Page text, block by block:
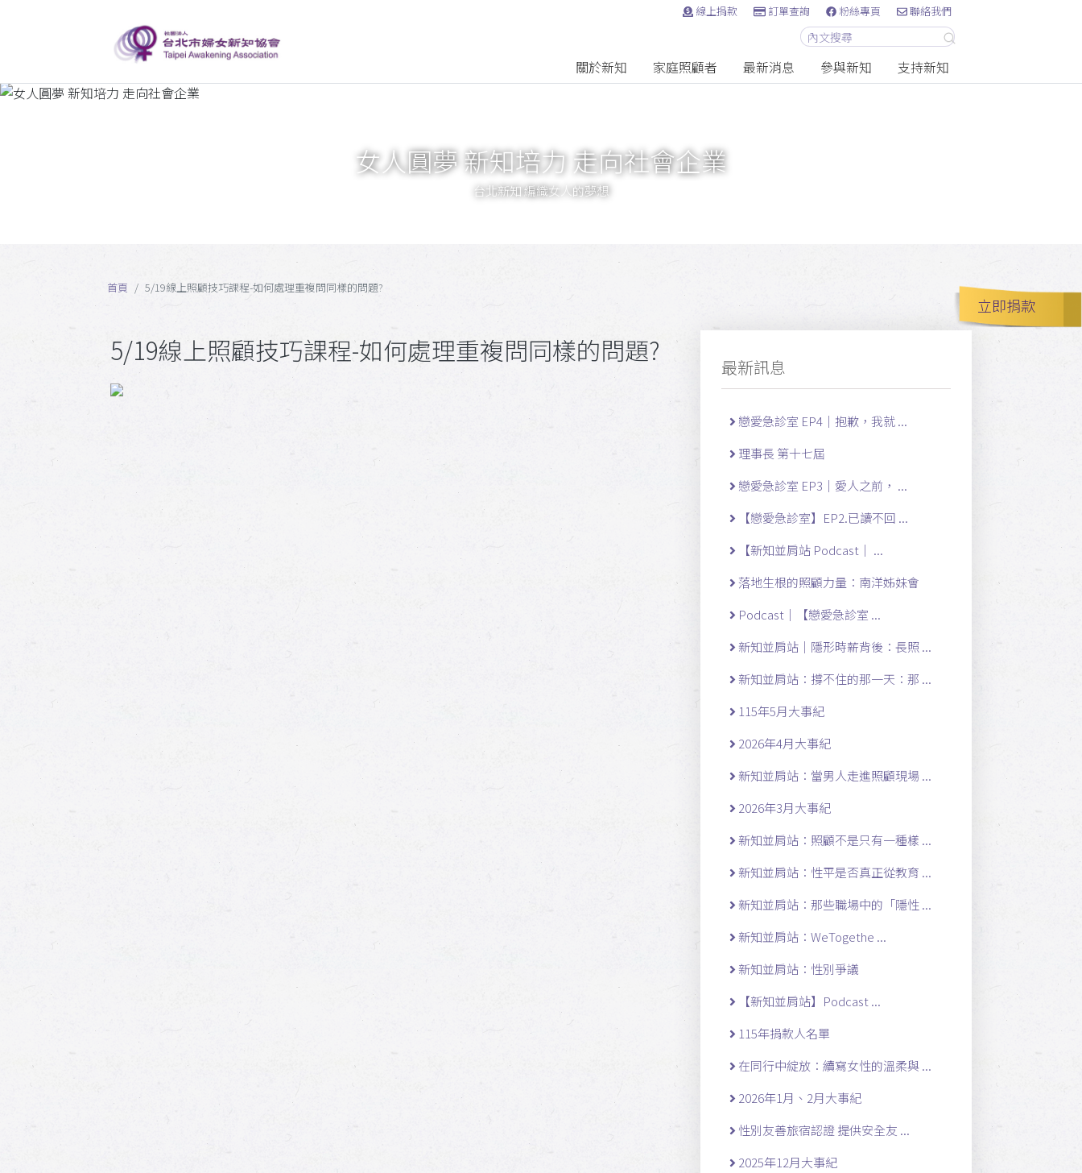
線上捐款 訂單查詢 粉絲專頁 聯絡我們
關於新知 家庭照顧者 最新消息 參與新知 支持新知
立即捐款
女人圓夢 新知培力 走向社會企業
台北新知 編織女人的夢想
首頁 5/19線上照顧技巧課程-如何處理重複問同樣的問題?
5/19線上照顧技巧課程-如何處理重複問同樣的問題? 最新訊息
戀愛急診室 EP4｜抱歉，我就 ...
理事長 第十七屆
戀愛急診室 EP3｜愛人之前， ...
【戀愛急診室】EP2.已讀不回 ...
【新知並肩站 Podcast｜ ...
落地生根的照顧力量：南洋姊妹會
Podcast｜【戀愛急診室 ...
新知並肩站｜隱形時薪背後：長照 ...
新知並肩站：撐不住的那一天：那 ...
115年5月大事紀
2026年4月大事紀
新知並肩站：當男人走進照顧現場 ...
2026年3月大事紀
新知並肩站：照顧不是只有一種樣 ...
新知並肩站：性平是否真正從教育 ...
新知並肩站：那些職場中的「隱性 ...
新知並肩站：WeTogethe ...
新知並肩站：性別爭議
【新知並肩站】Podcast ...
115年捐款人名單
在同行中綻放：續寫女性的溫柔與 ...
2026年1月、2月大事紀
性別友善旅宿認證 提供安全友 ...
2025年12月大事紀